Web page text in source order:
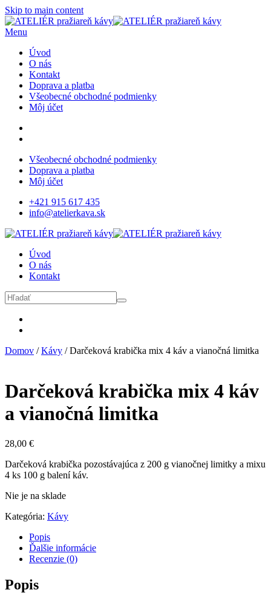
Skip to main content
Menu
Úvod
O nás
Kontakt
Doprava a platba
Všeobecné obchodné podmienky
Môj účet
Všeobecné obchodné podmienky
Doprava a platba
Môj účet
+421 915 617 435
info@atelierkava.sk
Úvod
O nás
Kontakt
Domov /Kávy / Darčeková krabička mix 4 káv a vianočná limitka
Darčeková krabička mix 4 káv
a vianočná limitka
28,00 €
Darčeková krabička pozostávajúca z 200 g vianočnej limitky a mixu
4 ks 100 g balení káv.
Nie je na sklade
Kategória: Kávy
Popis
Ďalšie informácie
Recenzie (0)
Popis